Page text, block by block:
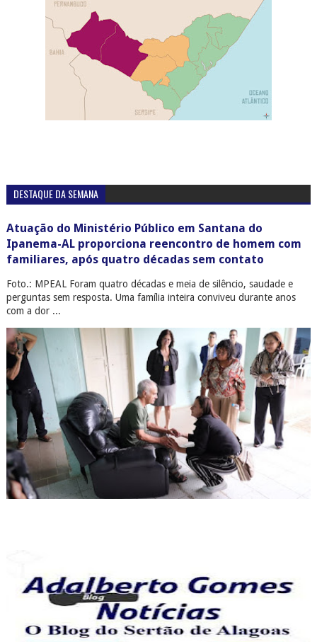
DESTAQUE DA SEMANA
Atuação do Ministério Público em Santana do
Ipanema-AL proporciona reencontro de homem com
familiares, após quatro décadas sem contato
Foto.: MPEAL Foram quatro décadas e meia de silêncio, saudade e
perguntas sem resposta. Uma família inteira conviveu durante anos
com a dor ...